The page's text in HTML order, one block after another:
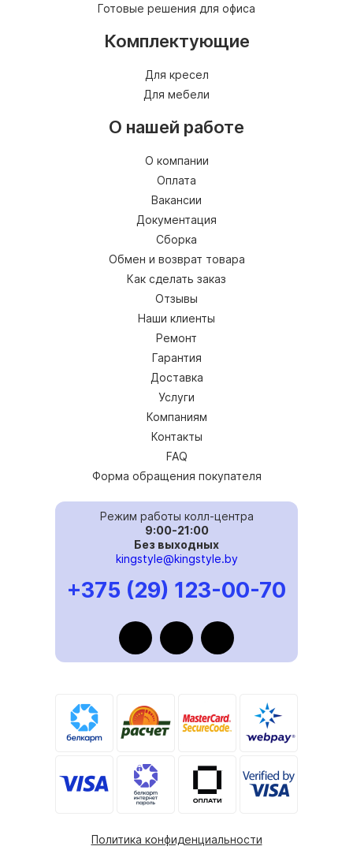
Готовые решения для офиса
Комплектующие
Для кресел
Для мебели
О нашей работе
О компании
Оплата
Вакансии
Документация
Сборка
Обмен и возврат товара
Как сделать заказ
Отзывы
Наши клиенты
Ремонт
Гарантия
Доставка
Услуги
Компаниям
Контакты
FAQ
Форма обращения покупателя
Режим работы колл-центра
9:00-21:00
Без выходных
kingstyle@kingstyle.by
+375 (29) 123-00-70
Политика конфиденциальности